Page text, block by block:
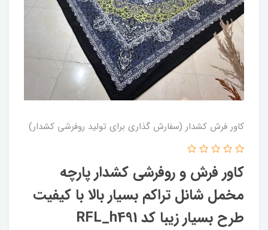
کاور فرش کشدار (سفارش گذاری برای تولید روفرشی کشدار)
کاور فرش و روفرشی کشدار‌ پارچه
مخمل شانل تراکم بسیار بالا با کیفیت
طرح بسیار زیبا کد RFL_h491